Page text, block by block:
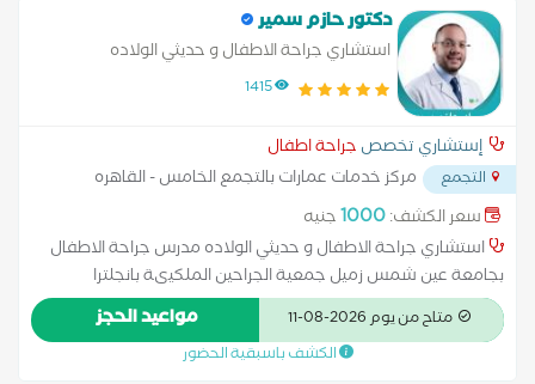
والعلاجية للأطفال والكبار على حد سواء. عضوية الكلية الملكية
للجراحين (إنجلترا): تعكس هذه العضوية التزامه بالمعايير العالمية في
الممارسة الجراحية واتباع أحدث التقنيات الجراحية المعتمدة دولياً.
الخبرة في دار الفؤاد: يعمل كاستشاري ضمن الطاقم الطبي المتميز
في مستشفى دار الفؤاد، وهو صرح طبي يشتهر بصرامة معايير
الجودة والأمان في غرف العمليات. التخصص المهني والخبرات
الإكلينيكية
دكتور حازم سمير
استشاري جراحة الاطفال و حديثي الولاده
1415
إستشاري تخصص جراحة اطفال
التجمع
مركز خدمات عمارات بالتجمع الخامس - القاهره
الجديده...
سعر الكشف:1000جنيه
استشاري جراحة الاطفال و حديثي الولاده مدرس جراحة الاطفال
بجامعة عين شمس زميل جمعية الجراحين الملكيىة بانجلترا
استشاري جراحة المسالك البولية و التجميل للاطفال
متاح من يوم 2026-08-11 مواعيد الحجز
الكشف باسبقية الحضور